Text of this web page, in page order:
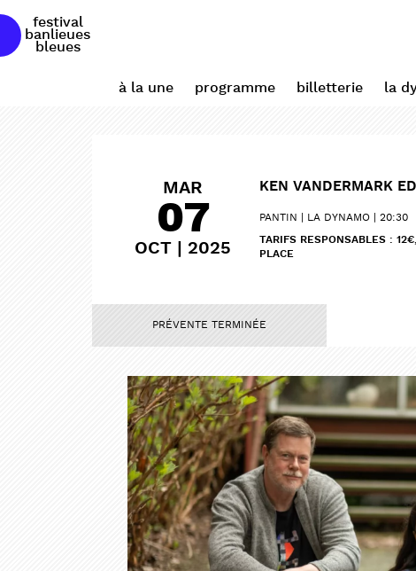
festival
banlieues
bleues
à la une programme billetterie la
MAR
07
OCT | 2025
KEN VANDERMARK
PANTIN LA DYNAMO
20:30
TARIFS RESPONSABLES :
PLACE
PRÉVENTE TERMINÉE